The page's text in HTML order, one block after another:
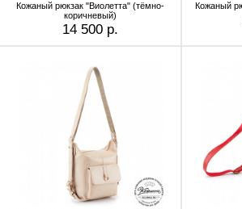
Кожаный рюкзак "Виолетта" (тёмно-
коричневый)
14 500 р.
Кожаный